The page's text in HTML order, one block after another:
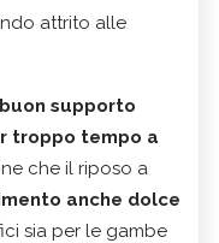
attrito alle
supporto
troppo tempo a
che il riposo a
anche dolce
sia per le gambe